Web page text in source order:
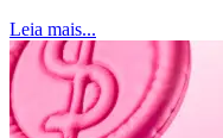
Leia mais...